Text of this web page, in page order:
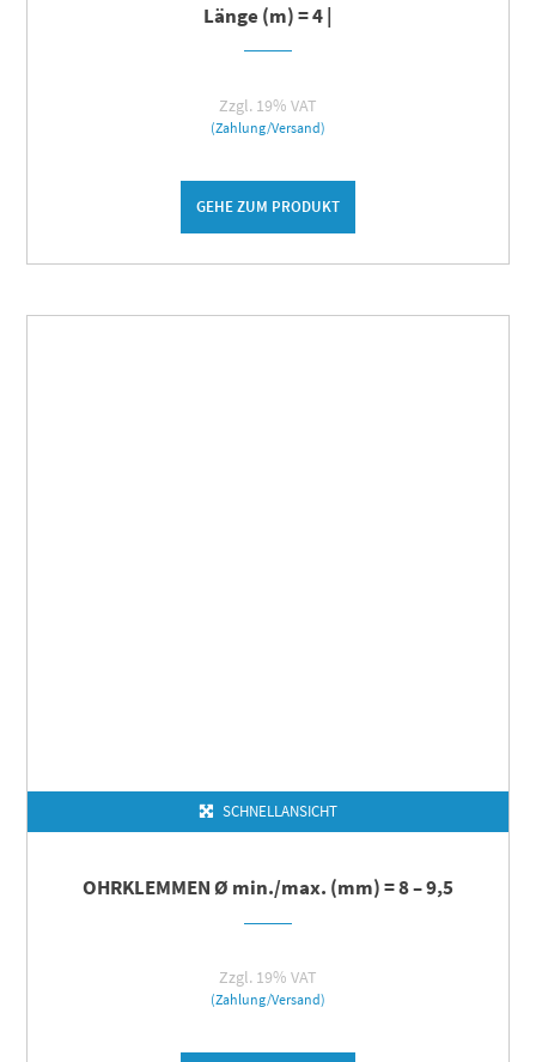
Länge (m) = 4 |
Zzgl. 19% VAT
(Zahlung/Versand)
GEHE ZUM PRODUKT
SCHNELLANSICHT
OHRKLEMMEN Ø min./max. (mm) = 8 – 9,5
Zzgl. 19% VAT
(Zahlung/Versand)